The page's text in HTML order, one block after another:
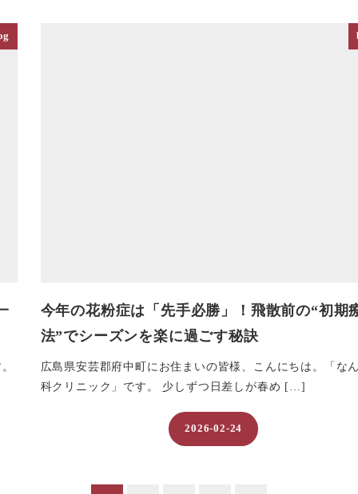
今年の花粉症は「先手必勝」！飛散前の“初期
法”でシーズンを楽に過ごす秘訣
広島県安芸郡府中町にお住まいの皆様、こんにちは。「な
科クリニック」です。 少しずつ日差しが春め […]
2026-02-24